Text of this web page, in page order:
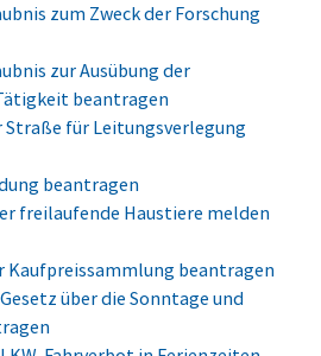
zum Zweck der Forschung
zur Ausübung der
beantragen
Straße für Leitungsverlegung
beantragen
freilaufende Haustiere melden
Kaufpreissammlung beantragen
über die Sonntage und